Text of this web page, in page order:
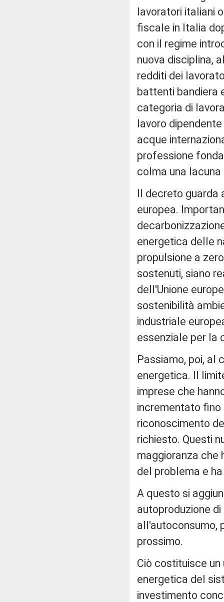
lavoratori italiani
fiscale in Italia
con il regime
nuova disciplina,
redditi dei
battenti bandiera
categoria di
lavoro
acque
professione
colma una
Il decreto guarda
europea.
energetica delle
propulsione a
sostenuti, siano
dell'Unione
sostenibilità
industriale
essenziale per la
Passiamo, poi, al
energetica. Il
imprese che
incrementato fino
riconoscimento
richiesto. Questi
maggioranza
del problema e
A questo si
autoproduzione
all'autoconsumo,
prossimo.
Ciò costituisce
energetica del
investimento